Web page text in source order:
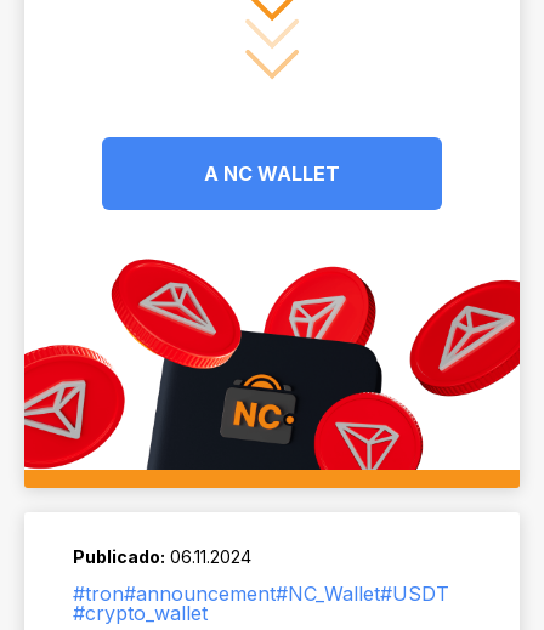
A NC WALLET
Publicado: 06.11.2024
#tron#announcement#NC_Wallet#USDT
#crypto_wallet